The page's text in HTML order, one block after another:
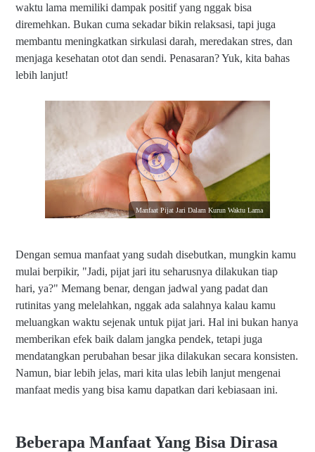
waktu lama memiliki dampak positif yang nggak bisa
diremehkan. Bukan cuma sekadar bikin relaksasi, tapi juga
membantu meningkatkan sirkulasi darah, meredakan stres, dan
menjaga kesehatan otot dan sendi. Penasaran? Yuk, kita bahas
lebih lanjut!
Manfaat Pijat Jari Dalam Kurun Waktu Lama
Dengan semua manfaat yang sudah disebutkan, mungkin kamu
mulai berpikir, "Jadi, pijat jari itu seharusnya dilakukan tiap
hari, ya?" Memang benar, dengan jadwal yang padat dan
rutinitas yang melelahkan, nggak ada salahnya kalau kamu
meluangkan waktu sejenak untuk pijat jari. Hal ini bukan hanya
memberikan efek baik dalam jangka pendek, tetapi juga
mendatangkan perubahan besar jika dilakukan secara konsisten.
Namun, biar lebih jelas, mari kita ulas lebih lanjut mengenai
manfaat medis yang bisa kamu dapatkan dari kebiasaan ini.
Beberapa Manfaat Yang Bisa Dirasa